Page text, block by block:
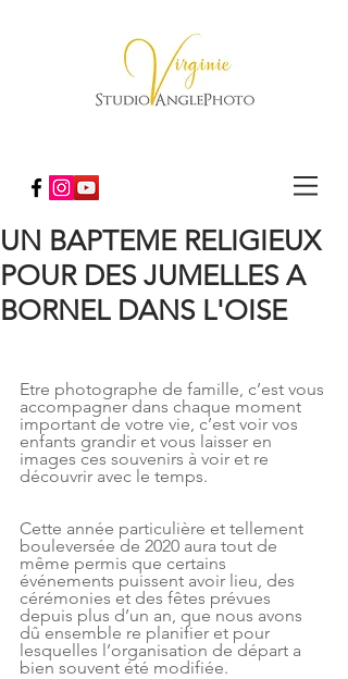
UN BAPTEME RELIGIEUX
POUR DES JUMELLES A
BORNEL DANS L'OISE
Etre photographe de famille, c’est vous
accompagner dans chaque moment
important de votre vie, c’est voir vos
enfants grandir et vous laisser en
images ces souvenirs à voir et re
découvrir avec le temps.
Cette année particulière et tellement
bouleversée de 2020 aura tout de
même permis que certains
événements puissent avoir lieu, des
cérémonies et des fêtes prévues
depuis plus d’un an, que nous avons
dû ensemble re planifier et pour
lesquelles l’organisation de départ a
bien souvent été modifiée.